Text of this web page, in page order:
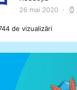
26 mai 2020
de vizualizări